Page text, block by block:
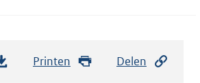
Printen Delen